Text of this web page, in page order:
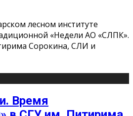
лесном институте
«Недели АО «СЛПК».
Сорокина, СЛИ и
Время